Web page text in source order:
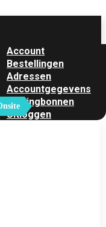
Account
Bestellingen
Adressen
Accountgegevens
Kortingbonnen
Uitloggen